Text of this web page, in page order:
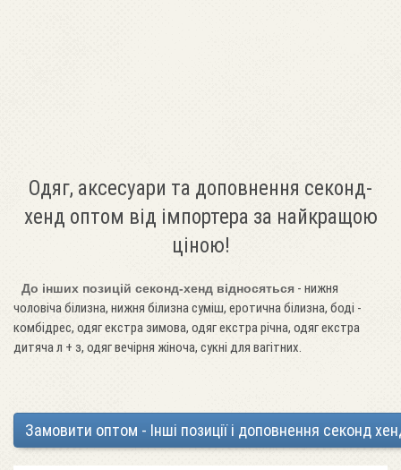
Одяг, аксесуари та доповнення секонд-
хенд оптом від імпортера за найкращою
ціною!
До інших позицій секонд-хенд відносяться - нижня
чоловіча білизна, нижня білизна суміш, еротична білизна, боді -
комбідрес, одяг екстра зимова, одяг екстра річна, одяг екстра
дитяча л + з, одяг вечірня жіноча, сукні для вагітних.
Замовити оптом - Інші позиції і доповнення секонд